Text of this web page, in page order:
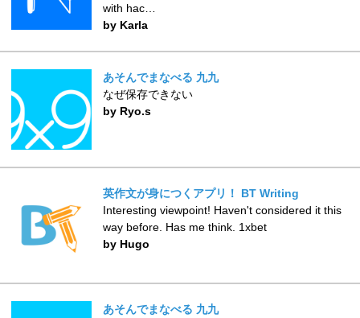
with hac…
by Karla
あそんでまなべる 九九
なぜ保存できない
by Ryo.s
英作文が身につくアプリ！ BT Writing
Interesting viewpoint! Haven't considered it this
way before. Has me think. 1xbet
by Hugo
あそんでまなべる 九九